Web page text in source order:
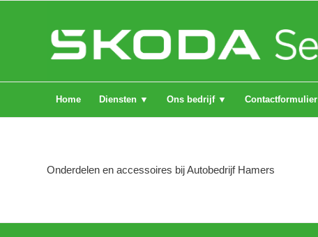
Home Diensten ▼ Ons bedrijf ▼ Contactformulier
Onderdelen en accessoires bij Autobedrijf Hamers